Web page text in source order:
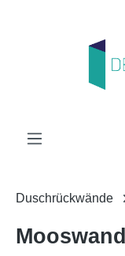
Duschrückwände